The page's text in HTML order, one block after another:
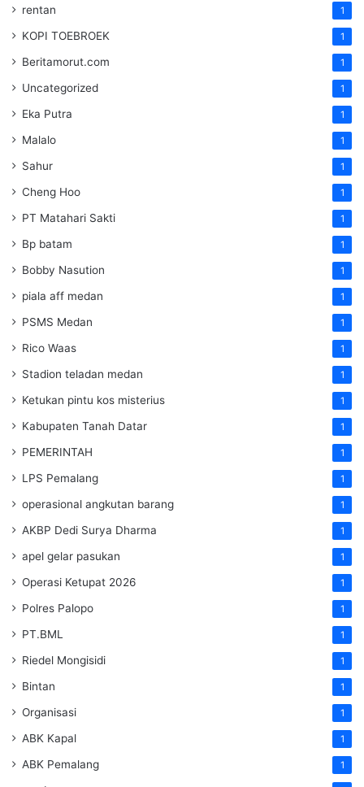
rentan 1
KOPI TOEBROEK 1
Beritamorut.com 1
Uncategorized 1
Eka Putra 1
Malalo 1
Sahur 1
Cheng Hoo 1
PT Matahari Sakti 1
Bp batam 1
Bobby Nasution 1
piala aff medan 1
PSMS Medan 1
Rico Waas 1
Stadion teladan medan 1
Ketukan pintu kos misterius 1
Kabupaten Tanah Datar 1
PEMERINTAH 1
LPS Pemalang 1
operasional angkutan barang 1
AKBP Dedi Surya Dharma 1
apel gelar pasukan 1
Operasi Ketupat 2026 1
Polres Palopo 1
PT.BML 1
Riedel Mongisidi 1
Bintan 1
Organisasi 1
ABK Kapal 1
ABK Pemalang 1